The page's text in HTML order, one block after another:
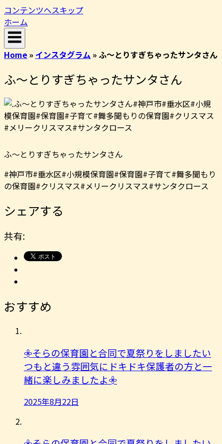
コンテンツへスキップ
ホーム
Home» インスタグラム »ふ〜とりすぎちゃったサンタさん
ふ〜とりすぎちゃったサンタさん
ふ〜とりすぎちゃったサンタさん
#神戸市#垂水区#小規模保育園#保育園#子育て#舞多聞もり
の保育園#クリスマス#メリークリスマス#サンタクロース
シェアする
共有:
おすすめ
𖧷そらの保育園と合同で夏祭りをしましたい
つもと違う雰囲気にドキドキ保護者の方と一
緒に楽しみましたよ︎𖧷
2025年8月22日